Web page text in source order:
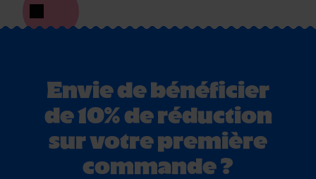
Envie de bénéficier
de 10% de réduction
sur votre première
commande ?